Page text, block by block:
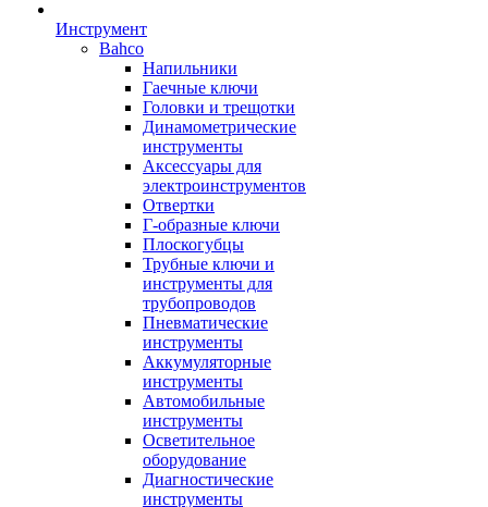
Инструмент
Bahco
Напильники
Гаечные ключи
Головки и трещотки
Динамометрические
инструменты
Аксессуары для
электроинструментов
Отвертки
Г-образные ключи
Плоскогубцы
Трубные ключи и
инструменты для
трубопроводов
Пневматические
инструменты
Аккумуляторные
инструменты
Автомобильные
инструменты
Осветительное
оборудование
Диагностические
инструменты